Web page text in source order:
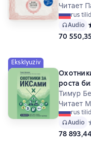
Читает
rus
Audio
70
Eksklyuziv
роста
Тимур
Читает
rus
Audio
78